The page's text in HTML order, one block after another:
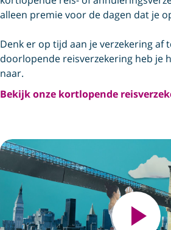
alleen premie voor de dagen dat je
Denk er op tijd aan je verzekering af
doorlopende reisverzekering heb je
naar.
Bekijk onze kortlopende